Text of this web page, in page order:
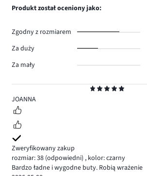
5
JOANNA
Zweryfikowany zakup
rozmiar: 38 (odpowiedni) , kolor: czarny
Bardzo ładne i wygodne buty. Robią wrażenie
Produkt został oceniony jako:
Zgodny z rozmiarem
Za duży
Za mały